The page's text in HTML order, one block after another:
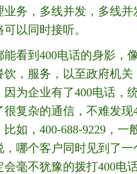
业务，多线并发，多线
以同时接听。
能看到400电话的身影，
饮，服务，以至政府机
因为企业有了400电话，
很复杂的通信，不难发现
如，400-688-9229，一
，哪个客户同时见到了一
会毫不犹豫的拨打400电